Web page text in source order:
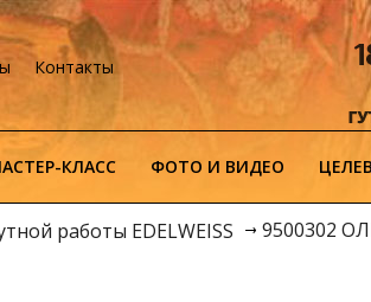
Контакты
КЛАСС ФОТО И ВИДЕО
работы EDELWEISS 9500302